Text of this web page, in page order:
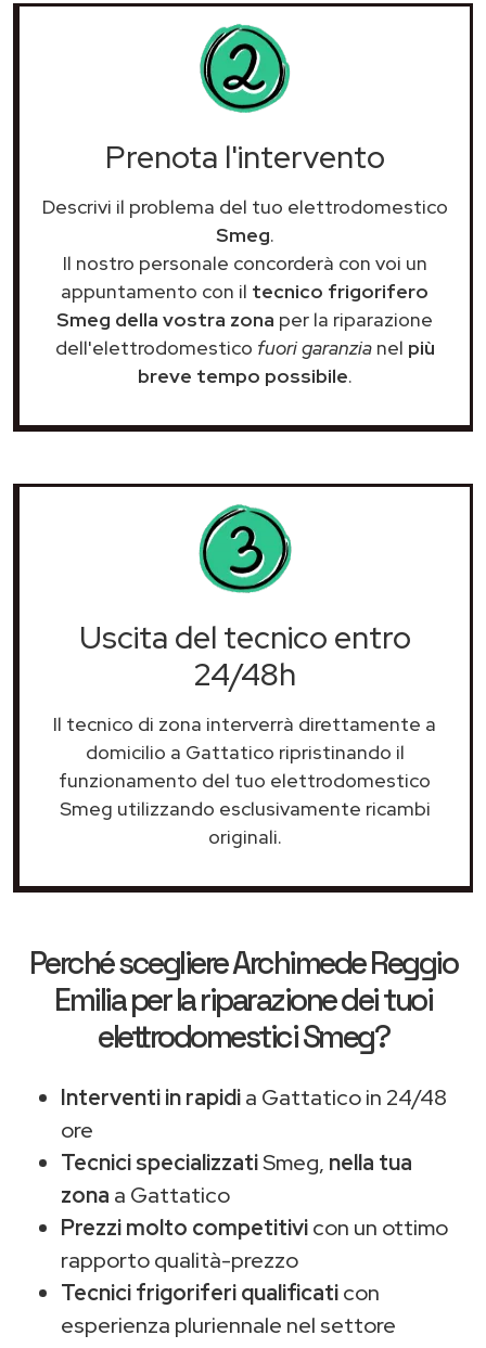
Prenota l'intervento
Descrivi il problema del tuo elettrodomestico
Smeg.
Il nostro personale concorderà con voi un
appuntamento con il tecnico frigorifero
Smeg della vostra zona per la riparazione
dell'elettrodomestico fuori garanzianel più
breve tempo possibile.
Uscita del tecnico entro
24/48h
Il tecnico di zona interverrà direttamente a
domicilio a Gattatico ripristinando il
funzionamento del tuo elettrodomestico
Smeg utilizzando esclusivamente ricambi
originali.
Perché scegliereArchimede Reggio
Emiliaper la riparazione dei tuoi
elettrodomestici Smeg?
Interventi in rapidia Gattatico in 24/48
ore
Tecnici specializzatiSmeg, nella tua
zona a Gattatico
Prezzi molto competitivicon un ottimo
rapporto qualità-prezzo
Tecnici frigoriferi qualificaticon
esperienza pluriennale nel settore